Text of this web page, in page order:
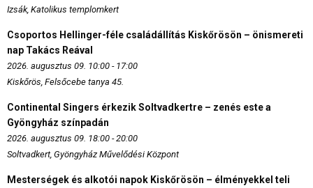
Izsák, Katolikus templomkert
Csoportos Hellinger-féle családállítás Kiskőrösön – önismereti
nap Takács Reával
2026. augusztus 09. 10:00 - 17:00
Kiskőrös, Felsőcebe tanya 45.
Continental Singers érkezik Soltvadkertre – zenés este a
Gyöngyház színpadán
2026. augusztus 09. 18:00 - 20:00
Soltvadkert, Gyöngyház Művelődési Központ
Mesterségek és alkotói napok Kiskőrösön – élményekkel teli